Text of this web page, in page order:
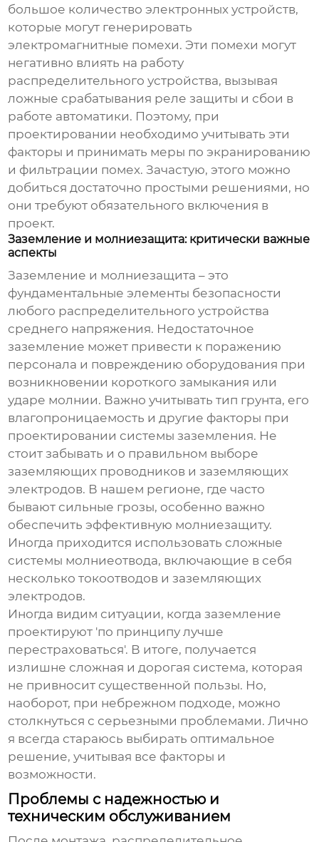
большое количество электронных устройств,
которые могут генерировать
электромагнитные помехи. Эти помехи могут
негативно влиять на работу
распределительного устройства, вызывая
ложные срабатывания реле защиты и сбои в
работе автоматики. Поэтому, при
проектировании необходимо учитывать эти
факторы и принимать меры по экранированию
и фильтрации помех. Зачастую, этого можно
добиться достаточно простыми решениями, но
они требуют обязательного включения в
проект.
Заземление и молниезащита: критически важные
аспекты
Заземление и молниезащита – это
фундаментальные элементы безопасности
любого распределительного устройства
среднего напряжения. Недостаточное
заземление может привести к поражению
персонала и повреждению оборудования при
возникновении короткого замыкания или
ударе молнии. Важно учитывать тип грунта, его
влагопроницаемость и другие факторы при
проектировании системы заземления. Не
стоит забывать и о правильном выборе
заземляющих проводников и заземляющих
электродов. В нашем регионе, где часто
бывают сильные грозы, особенно важно
обеспечить эффективную молниезащиту.
Иногда приходится использовать сложные
системы молниеотвода, включающие в себя
несколько токоотводов и заземляющих
электродов.
Иногда видим ситуации, когда заземление
проектируют 'по принципу лучше
перестраховаться'. В итоге, получается
излишне сложная и дорогая система, которая
не привносит существенной пользы. Но,
наоборот, при небрежном подходе, можно
столкнуться с серьезными проблемами. Лично
я всегда стараюсь выбирать оптимальное
решение, учитывая все факторы и
возможности.
Проблемы с надежностью и
техническим обслуживанием